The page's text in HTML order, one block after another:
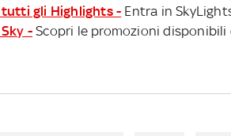
tutti gli Highlights - Entra in
-Scopri le promozioni